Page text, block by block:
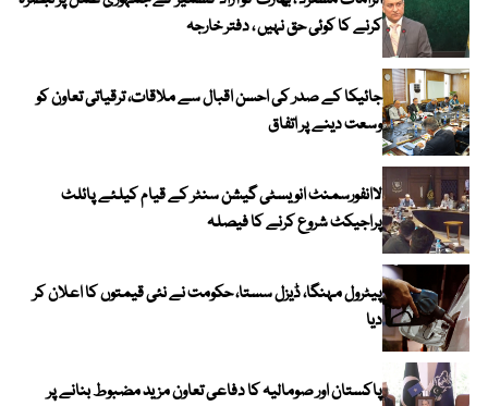
کرنے کا کوئی حق نہیں ، دفتر خارجہ
جائیکا کے صدر کی احسن اقبال سے ملاقات، ترقیاتی تعاون کو
وسعت دینے پر اتفاق
لاانفورسمنٹ انویسٹی گیشن سنٹر کے قیام کیلئے پائلٹ
پراجیکٹ شروع کرنے کا فیصلہ
پیٹرول مہنگا، ڈیزل سستا، حکومت نے نئی قیمتوں کا اعلان کر
دیا
پاکستان اور صومالیہ کا دفاعی تعاون مزید مضبوط بنانے پر